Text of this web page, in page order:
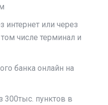
интернет или через
числе терминал и
банка онлайн на
пунктов в